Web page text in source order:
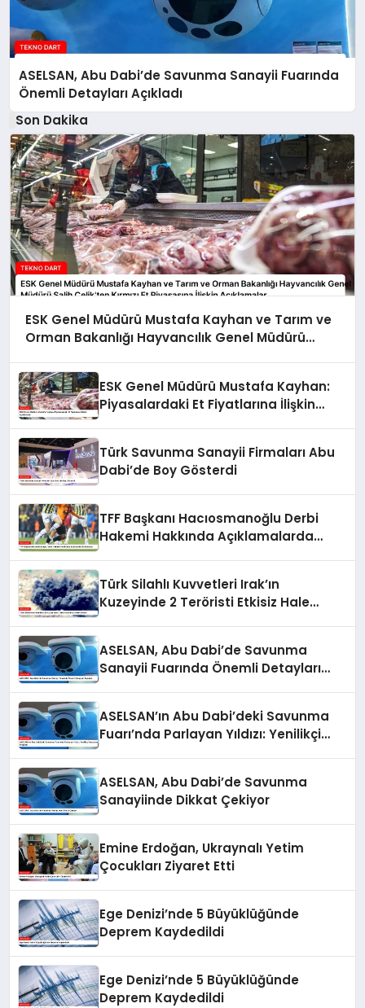
ASELSAN, Abu Dabi’de Savunma Sanayii Fuarında
Önemli Detayları Açıkladı
Son Dakika
ESK Genel Müdürü Mustafa Kayhan ve Tarım ve
Orman Bakanlığı Hayvancılık Genel Müdürü
Açıklamalar
ESK Genel Müdürü Mustafa Kayhan:
Piyasalardaki Et Fiyatlarına İlişkin
Türk Savunma Sanayii Firmaları Abu
Dabi’de Boy Gösterdi
TFF Başkanı Hacıosmanoğlu Derbi
Hakemi Hakkında Açıklamalarda
Türk Silahlı Kuvvetleri Irak’ın
Kuzeyinde 2 Teröristi Etkisiz Hale
ASELSAN, Abu Dabi’de Savunma
Sanayii Fuarında Önemli Detayları
ASELSAN’ın Abu Dabi’deki Savunma
Fuarı’nda Parlayan Yıldızı: Yenilikçi
ASELSAN, Abu Dabi’de Savunma
Sanayiinde Dikkat Çekiyor
Emine Erdoğan, Ukraynalı Yetim
Çocukları Ziyaret Etti
Ege Denizi’nde 5 Büyüklüğünde
Deprem Kaydedildi
Ege Denizi’nde 5 Büyüklüğünde
Deprem Kaydedildi